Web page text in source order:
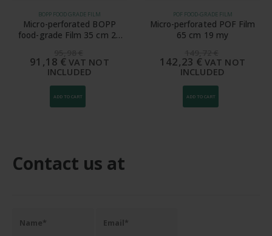
BOPP FOOD GRADE FILM
Micro-perforated BOPP
grade Film 35 cm 20
91,18 € VAT NOT
INCLUDED
ADD TO CART
POF FOOD-GRADE FILM
Micro-perforated POF Film
65 cm 19 my
142,23€ VAT NOT
INCLUDED
ADD TO CART
Contact us at